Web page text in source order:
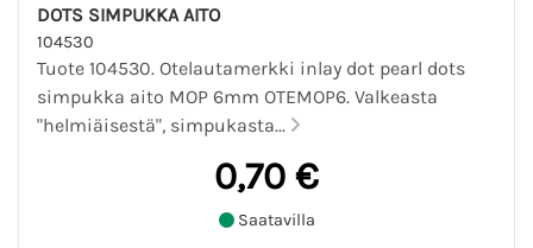
DOTS SIMPUKKA AITO
104530
Tuote 104530. Otelautamerkki inlay dot pearl dots
simpukka aito MOP 6mm OTEMOP6. Valkeasta
"helmiäisestä", simpukasta...
0,70 €
Saatavilla